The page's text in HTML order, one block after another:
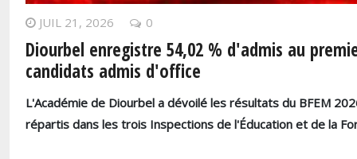
JUIL 21, 2026 0
Diourbel enregistre 54,02 % d'admis au
candidats admis d'office
L'Académie de Diourbel a dévoilé les résultats du BFEM
répartis dans les trois Inspections de l'Éducation et de la